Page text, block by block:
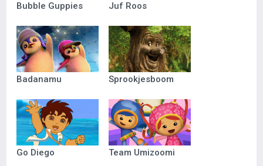
Bubble Guppies Juf Roos
Badanamu Sprookjesboom
Go Diego Team Umizoomi